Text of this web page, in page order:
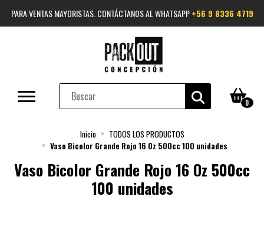
PARA VENTAS MAYORISTAS. CONTÁCTANOS AL WHATSAPP+56 9 8336 4719
0
Inicio
TODOS LOS PRODUCTOS
Vaso Bicolor Grande Rojo 16 Oz 500cc 100 unidades
Vaso Bicolor Grande Rojo 16 Oz 500cc
100 unidades